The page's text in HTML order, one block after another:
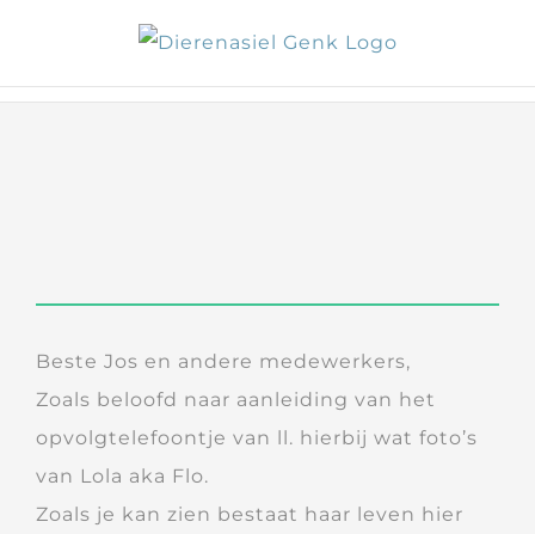
content
Beste Jos en andere medewerkers,
Zoals beloofd naar aanleiding van het
opvolgtelefoontje van ll. hierbij wat foto’s
van Lola aka Flo.
Zoals je kan zien bestaat haar leven hier